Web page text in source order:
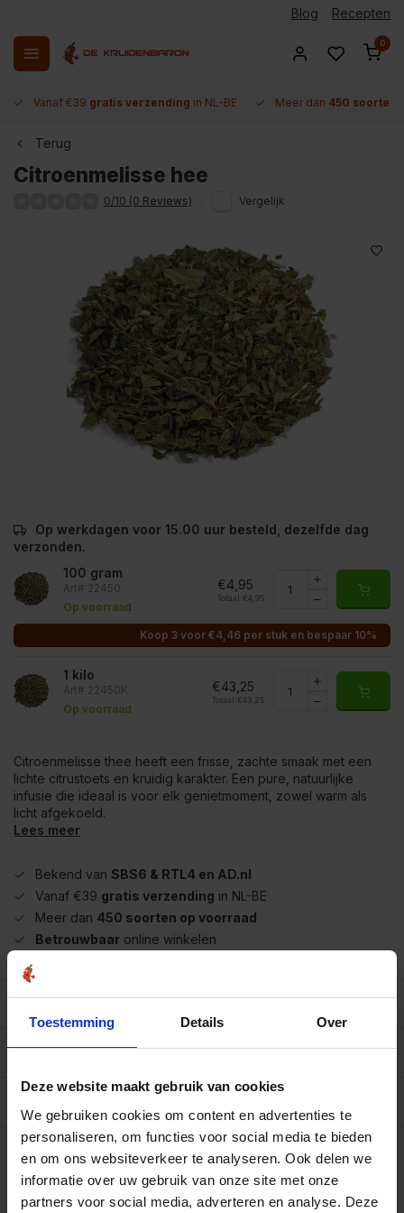
Toestemming Details Over
Deze website maakt gebruik van cookies
We gebruiken cookies om content en advertenties te
personaliseren, om functies voor social media te bieden
en om ons websiteverkeer te analyseren. Ook delen we
informatie over uw gebruik van onze site met onze
partners voor social media, adverteren en analyse. Deze
Blog Recepten
0
Vanaf €39 gratis verzending in NL-BE Meer dan 450 soorten
Terug
Citroenmelisse hee
0/10 (0 Reviews) Vergelijk
Op werkdagen voor 15.00 uur besteld, dezelfde dag
verzonden.
100 gram
Art# 22450
Op voorraad
€4,95
Totaal: €4,95
Koop 3 voor €4,46 per stuk en bespaar 10%
1 kilo
Art# 22450K
Op voorraad
€43,25
Totaal: €43,25
Citroenmelisse thee heeft een frisse, zachte smaak met een
lichte citrustoets en kruidig karakter. Een pure, natuurlijke
infusie die ideaal is voor elk genietmoment, zowel warm als
licht afgekoeld.
Lees meer
Bekend van SBS6 & RTL4 en AD.nl
Vanaf €39 gratis verzending in NL-BE
Meer dan 450 soorten op voorraad
Betrouwbaar online winkelen
Beschrijving
Reviews 0/10
Op werkdagen voor 15.00 uur besteld, dezelfde dag
100 gram
€4,95
Totaal:€4,95